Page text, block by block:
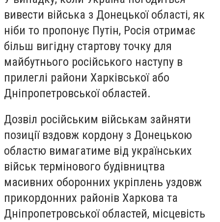
вивести війська з Донецької області, як
ніби то пропонує Путін, Росія отримає
більш вигідну стартову точку для
майбутнього російського наступу в
прилеглі райони Харківської або
Дніпропетровської областей.
Дозвіл російським військам зайняти
позиції вздовж кордону з Донецькою
областю вимагатиме від українських
військ термінового будівництва
масивних оборонних укріплень уздовж
прикордонних районів Харкова та
Дніпропетровської областей, місцевість